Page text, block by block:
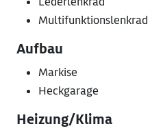
Multifunktionslenkrad
Aufbau
Markise
Heckgarage
Heizung/Klima